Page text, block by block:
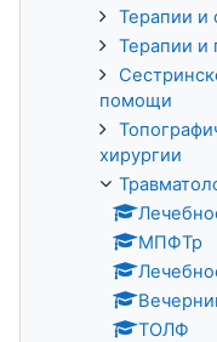
Терапии и
Терапии и
помощи
хирургии
МПФТр
ТОЛФ